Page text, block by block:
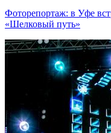
Фоторепортаж: в Уфе
«Шелковый путь»